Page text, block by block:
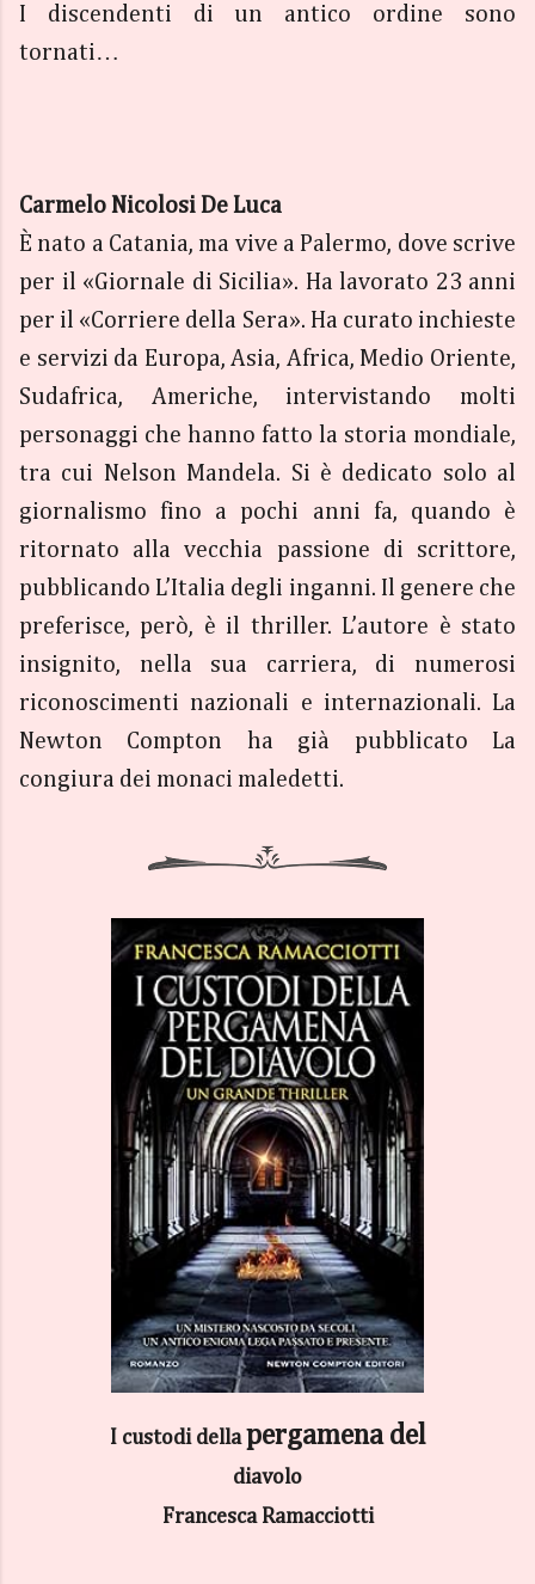
I discendenti di un antico ordine sono
tornati…
Carmelo Nicolosi De Luca
È nato a Catania, ma vive a Palermo, dove scrive
per il «Giornale di Sicilia». Ha lavorato 23 anni
per il «Corriere della Sera». Ha curato inchieste
e servizi da Europa, Asia, Africa, Medio Oriente,
Sudafrica, Americhe, intervistando molti
personaggi che hanno fatto la storia mondiale,
tra cui Nelson Mandela. Si è dedicato solo al
giornalismo fino a pochi anni fa, quando è
ritornato alla vecchia passione di scrittore,
pubblicando L’Italia degli inganni. Il genere che
preferisce, però, è il thriller. L’autore è stato
insignito, nella sua carriera, di numerosi
riconoscimenti nazionali e internazionali. La
Newton Compton ha già pubblicato La
congiura dei monaci maledetti.
I custodi dellapergamena del
diavolo
Francesca Ramacciotti